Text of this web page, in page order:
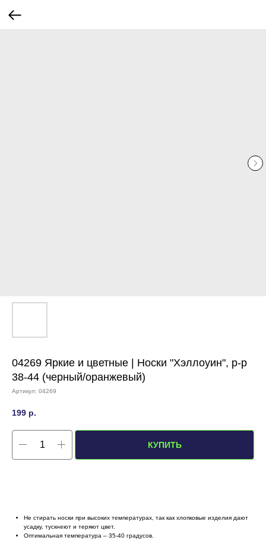
04269 Яркие и цветные | Носки "Хэллоуин", р-р
38-44 (черный/оранжевый)
Артикул: 04269
199 р.
КУПИТЬ
Не стирать носки при высоких температурах, так как хлопковые изделия дают
усадку, тускнеют и теряют цвет.
Оптимальная температура – 35-40 градусов.